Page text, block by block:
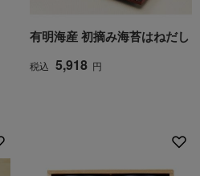
有明海産 初摘み海苔はねだし
税込 5,918 円